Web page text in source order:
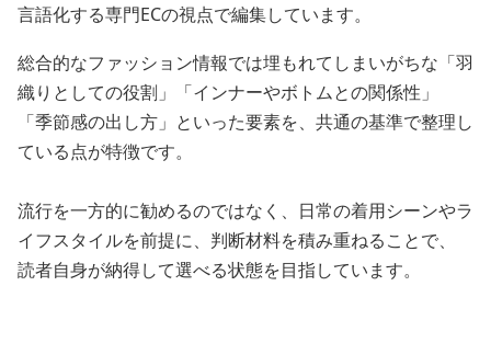
言語化する専門ECの視点で編集しています。
総合的なファッション情報では埋もれてしまいがちな「羽
織りとしての役割」「インナーやボトムとの関係性」
「季節感の出し方」といった要素を、共通の基準で整理し
ている点が特徴です。
流行を一方的に勧めるのではなく、日常の着用シーンやラ
イフスタイルを前提に、判断材料を積み重ねることで、
読者自身が納得して選べる状態を目指しています。